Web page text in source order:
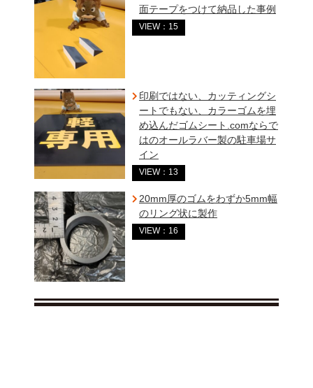
面テープをつけて納品した事例
VIEW：15
印刷ではない、カッティングシ
ートでもない、カラーゴムを埋
め込んだゴムシート.comならで
はのオールラバー製の駐車場サ
イン
VIEW：13
20mm厚のゴムをわずか5mm幅
のリング状に製作
VIEW：16